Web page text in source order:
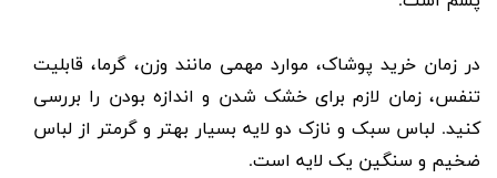
در زمان خرید پوشاک، موارد مهمی مانند وزن، گرما، قابلیت
تنفس، زمان لازم برای خشک شدن و اندازه بودن را بررسی
کنید. لباس سبک و نازک دو لایه بسیار بهتر و گرمتر از لباس
ضخیم و سنگین یک لایه است.